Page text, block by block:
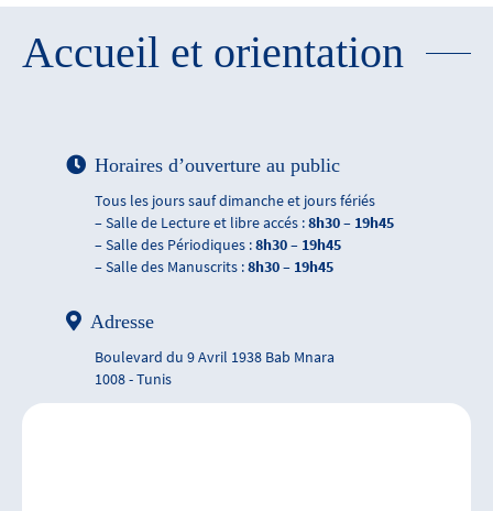
Accueil et orientation
Horaires d’ouverture au public
Tous les jours sauf dimanche et jours fériés
– Salle de Lecture et libre accés :8h30 – 19h45
– Salle des Périodiques :8h30 – 19h45
– Salle des Manuscrits :8h30 – 19h45
Adresse
Boulevard du 9 Avril 1938 Bab Mnara
1008 - Tunis